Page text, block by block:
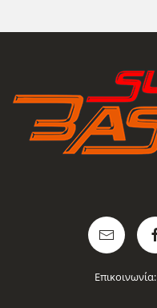
Επικοινωνία: